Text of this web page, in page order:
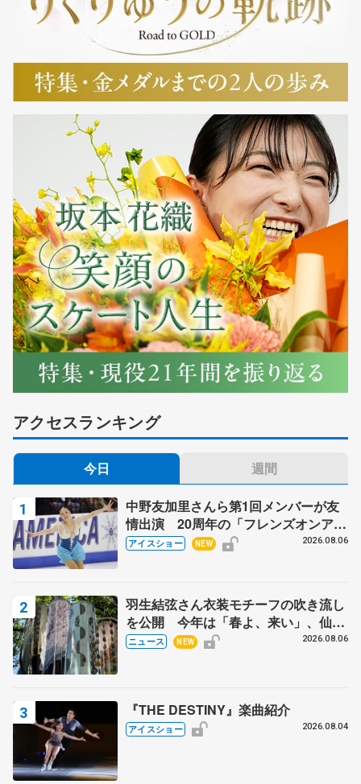
アクセスランキング
今日 週間
中野友加里さんら第1回メンバーが友
情出演 20周年の「フレンズオンアイ
ス」 宮本賢二さん、有川梨絵さん、
アイスショー NEW 2026.08.06
羽生結弦さん衣装モチーフの吹き流し
を公開 今年は「春よ、来い」、仙台
の瑞鳳殿
ニュース NEW 2026.08.06
『THE DESTINY』楽曲紹介
アイスショー 2026.08.04